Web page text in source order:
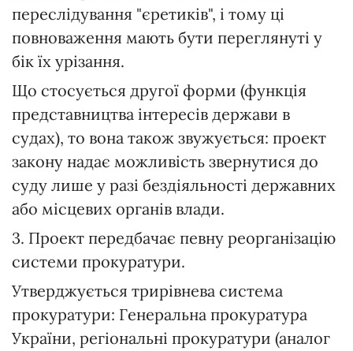
переслідування "єретиків", і тому ці
повноваження мають бути переглянуті у
бік їх урізання.
Що стосується другої форми (функція
представництва інтересів держави в
судах), то вона також звужується: проект
закону надає можливість звернутися до
суду лише у разі бездіяльності державних
або місцевих органів влади.
3. Проект передбачає певну реорганізацію
системи прокуратури.
Утверджується трирівнева система
прокуратури: Генеральна прокуратура
України, регіональні прокуратури (аналог